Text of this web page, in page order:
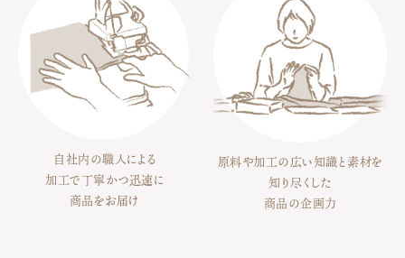
自社内の職人による
加工で丁寧かつ迅速に
商品をお届け
原料や加工の広い知識と素材を
知り尽くした
商品の企画力